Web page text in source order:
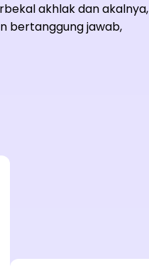
akhlak dan akalnya,
bertanggung jawab,